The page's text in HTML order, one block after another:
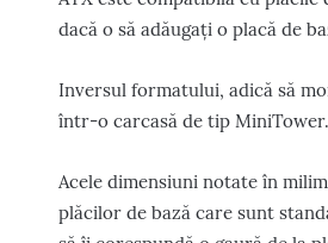
dacă o să adăugați o placă de
Inversul formatului, adică să
într-o carcasă de tip MiniTower.
Acele dimensiuni notate în
plăcilor de bază care sunt